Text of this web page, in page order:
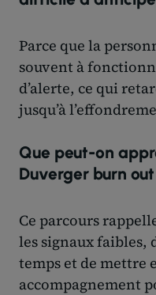
Parce que la
souvent à
d’alerte, ce qui
jusqu’à
Que peut-on
Duverger burn
Ce parcours
les signaux faibles,
temps et de mettre
accompagnement